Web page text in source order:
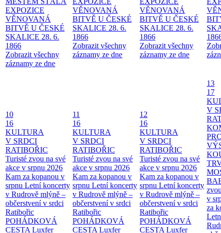
EXPOZICE
VĚNOVANÁ
BITVĚ U ČESKÉ
SKALICE 28. 6.
1866
Zobrazit všechny
záznamy ze dne
VĚNOVANÁ
BITVĚ U ČESKÉ
SKALICE 28. 6.
1866
Zobrazit všechny
záznamy ze dne
VĚNOVANÁ
BITVĚ U ČESKÉ
SKALICE 28. 6.
1866
Zobrazit všechny
záznamy ze dne
10
16
KULTURA
V SRDCI
RATIBOŘIC
Turisté zvou na své
akce v srpnu 2026
Kam za kopanou v
srpnu Letní koncerty
v Rudrově mlýně –
občerstvení v srdci
Ratibořic
POHÁDKOVÁ
CESTA Luxfer
11
16
KULTURA
V SRDCI
RATIBOŘIC
Turisté zvou na své
akce v srpnu 2026
Kam za kopanou v
srpnu Letní koncerty
v Rudrově mlýně –
občerstvení v srdci
Ratibořic
POHÁDKOVÁ
CESTA Luxfer
12
16
KULTURA
V SRDCI
RATIBOŘIC
Turisté zvou na své
akce v srpnu 2026
Kam za kopanou v
srpnu Letní koncerty
v Rudrově mlýně –
občerstvení v srdci
Ratibořic
POHÁDKOVÁ
CESTA Luxfer
13
17
V
v
za